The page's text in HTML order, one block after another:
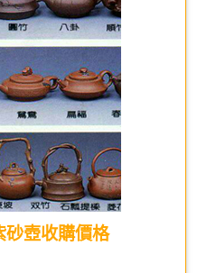
壺收購價格